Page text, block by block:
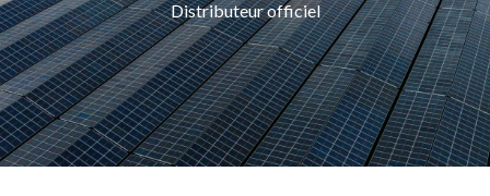
Distributeur officiel